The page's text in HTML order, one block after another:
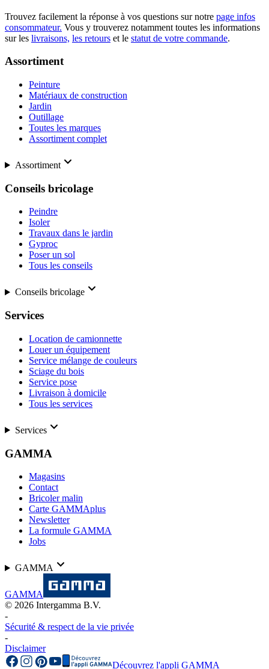
Trouvez facilement la réponse à vos questions sur notre page infos
consommateur. Vous y trouverez notamment toutes les informations
sur les livraisons, les retours et le statut de votre commande.
Assortiment
Peinture
Matériaux de construction
Jardin
Outillage
Toutes les marques
Assortiment complet
Assortiment
Conseils bricolage
Peindre
Isoler
Travaux dans le jardin
Gyproc
Poser un sol
Tous les conseils
Conseils bricolage
Services
Location de camionnette
Louer un équipement
Service mélange de couleurs
Sciage du bois
Service pose
Livraison à domicile
Tous les services
Services
GAMMA
Magasins
Contact
Bricoler malin
Carte GAMMAplus
Newsletter
La formule GAMMA
Jobs
GAMMA
GAMMA
© 2026 Intergamma B.V.
-
Sécurité & respect de la vie privée
-
Disclaimer
Découvrez l'appli GAMMA